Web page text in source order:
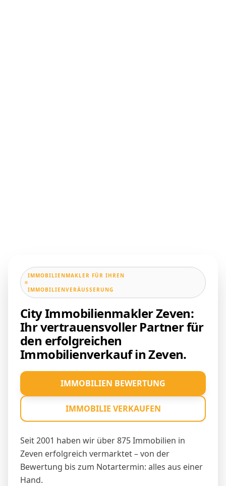
IMMOBILIENMAKLER FÜR IHREN
IMMOBILIENVERÄUSSERUNG
City Immobilienmakler Zeven:
Ihr vertrauensvoller Partner für
den erfolgreichen
Immobilienverkauf in Zeven.
Seit 2001 haben wir über 875 Immobilien in
Zeven erfolgreich vermarktet – von der
Bewertung bis zum Notartermin: alles aus einer
Hand.
IMMOBILIEN BEWERTUNG
IMMOBILIE VERKAUFEN